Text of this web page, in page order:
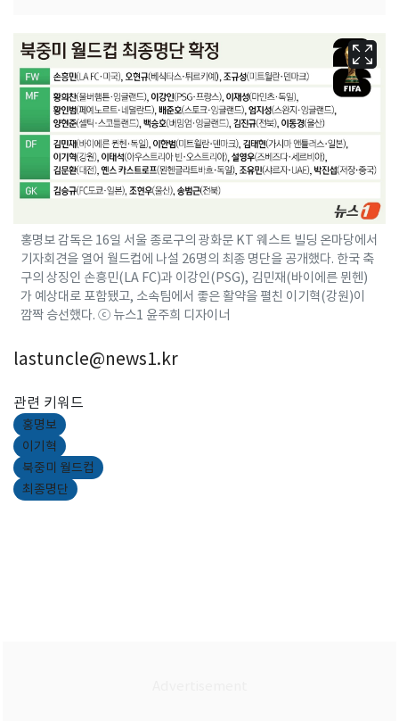
홍명보 감독은 16일 서울 종로구의 광화문 KT 웨스트 빌딩 온마당에서
기자회견을 열어 월드컵에 나설 26명의 최종 명단을 공개했다. 한국 축
구의 상징인 손흥민(LA FC)과 이강인(PSG), 김민재(바이에른 뮌헨)
가 예상대로 포함됐고, 소속팀에서 좋은 활약을 펼친 이기혁(강원)이
깜짝 승선했다. ⓒ 뉴스1 윤주희 디자이너
lastuncle@news1.kr
관련 키워드
홍명보
이기혁
북중미 월드컵
최종명단